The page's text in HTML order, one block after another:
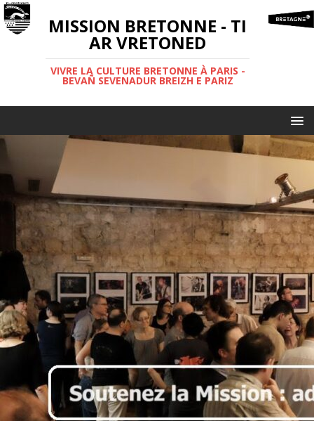
MISSION BRETONNE - TI
AR VRETONED
VIVRE LA CULTURE BRETONNE À PARIS -
BEVAÑ SEVENADUR BREIZH E PARIZ